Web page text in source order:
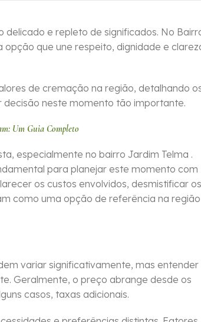
e repleto de significados. No
opção que une respeito, dignidade e
de cremação na região, detalhando
neste momento tão importante.
Um Guia Completo
especialmente no bairro Jardim Telma .
para planejar este momento com
os custos envolvidos, desmistificar os
como uma opção de referência na região
variar significativamente, mas entender
Geralmente, o preço abrange desde os
casos, taxas adicionais.